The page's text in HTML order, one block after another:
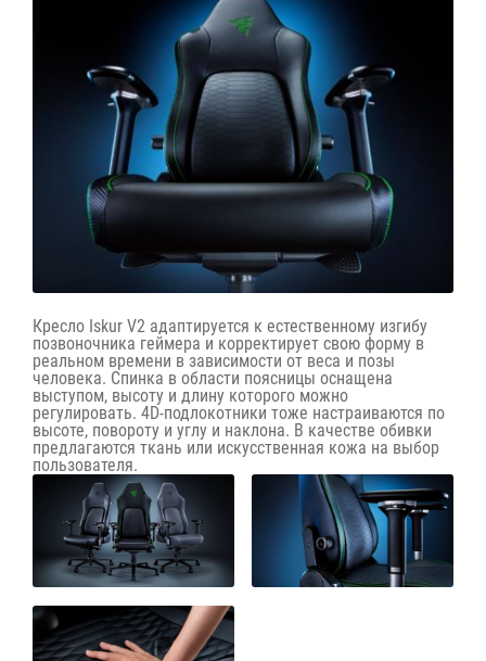
Кресло Iskur V2 адаптируется к естественному изгибу
позвоночника геймера и корректирует свою форму в
реальном времени в зависимости от веса и позы
человека. Спинка в области поясницы оснащена
выступом, высоту и длину которого можно
регулировать. 4D-подлокотники тоже настраиваются по
высоте, повороту и углу и наклона. В качестве обивки
предлагаются ткань или искусственная кожа на выбор
пользователя.